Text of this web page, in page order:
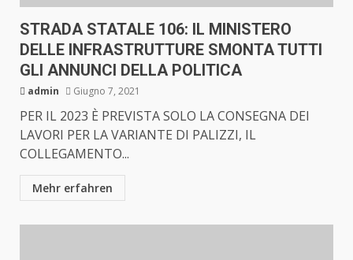
STRADA STATALE 106: IL MINISTERO
DELLE INFRASTRUTTURE SMONTA TUTTI
GLI ANNUNCI DELLA POLITICA
admin Giugno 7, 2021
PER IL 2023 È PREVISTA SOLO LA CONSEGNA DEI
LAVORI PER LA VARIANTE DI PALIZZI, IL
COLLEGAMENTO...
Mehr erfahren